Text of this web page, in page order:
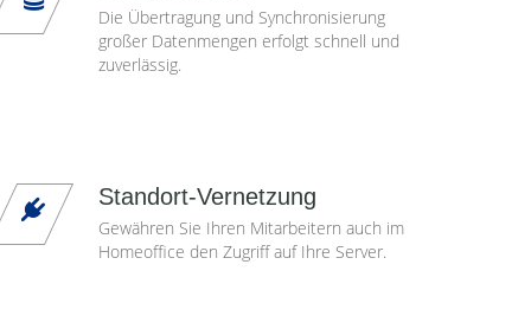
Die Übertragung und Synchronisierung
großer Datenmengen erfolgt schnell und
zuverlässig.
Standort-Vernetzung
Gewähren Sie Ihren Mitarbeitern auch im
Homeoffice den Zugriff auf Ihre Server.